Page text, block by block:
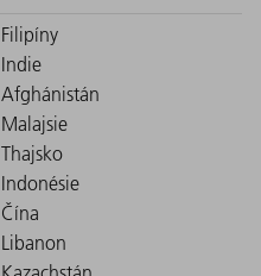
Filipíny
Indie
Afghánistán
Malajsie
Thajsko
Indonésie
Čína
Libanon